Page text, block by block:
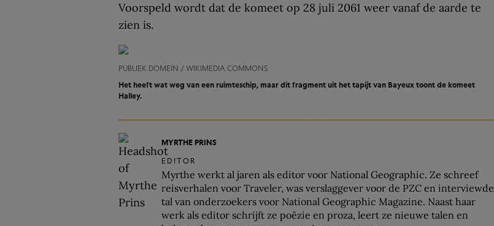
Voorspeld wordt dat de komeet op 28 juli 2061 weer vanaf de aarde te
zien is.
PUBLIEK DOMEIN / WIKIMEDIA COMMONS
Het heeft wat weg van een ruimteschip, maar dit fragment uit het tapijt van Bayeux toont de komeet
Halley.
MYRTHE PRINS
EDITOR
Myrthe werkt al jaren als editor voor National Geographic. Ze schreef
reisverhalen voor Traveler, was verslaggever voor de PZC en interviewde
tal van onderzoekers voor National Geographic Magazine. Naast haar
werk als editor schrijft ze poëzie en proza, leert ze nieuwe talen en